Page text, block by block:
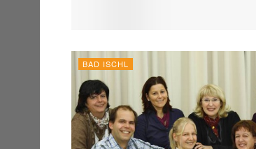
BAD ISCHL